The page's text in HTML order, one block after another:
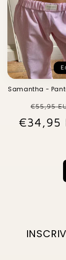
Samantha -
Prix
€55,95
€34,95